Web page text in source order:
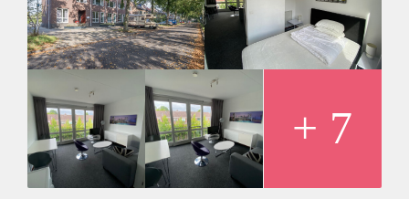
Huurprijs appartement € 950,00 per maand
Huurprijs is inclusief g/w/e en servicekosten, tv en internet en
gemeentelijke belastingen
Borgsom € 1.000-,
Huurperiode van 1 tot maximaal 11 maanden
Inkomenseis van 3x de kale huur
Gemeubileerd
Parkeergelegenheid voor € 60,00 per maand kunt u parkeren
op eigen terrein
Verplichte schoonmaakkosten bij uit check € 110,00
+ 7